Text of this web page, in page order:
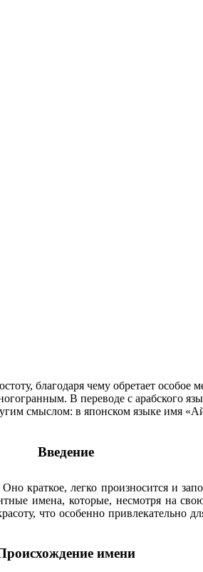
благодаря чему обретает
В переводе с арабского
смыслом: в японском языке имя
Введение
краткое, легко произносится и
имена, которые, несмотря на
что особенно привлекательно
имени